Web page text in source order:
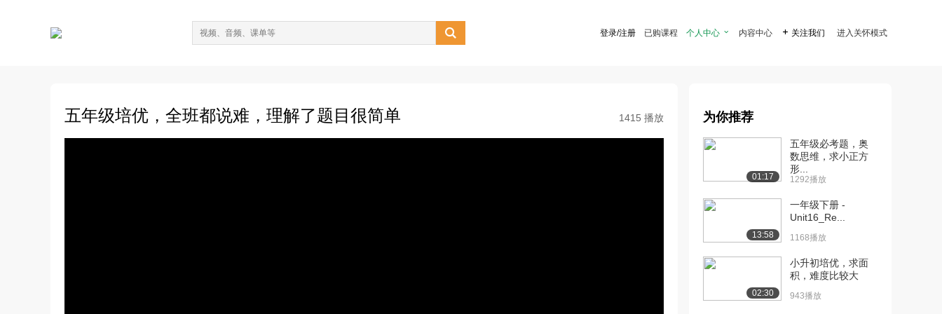
 登录/注册 已购课程 个人中心  内容中心  关注我们 进入关怀模式
五年级培优，全班都说难，理解了题目很简单 1415 播放 为你推荐
01:17
五年级必考题，奥
数思维，求小正方
形...
1292播放
13:58
一年级下册 -
Unit16_Re...
1168播放
02:30
小升初培优，求面
积，难度比较大
943播放